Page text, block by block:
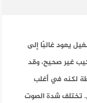
يعود غالبًا إلى
غير صحيح، وقد
لكنه في أغلب
تختلف شدة الصوت